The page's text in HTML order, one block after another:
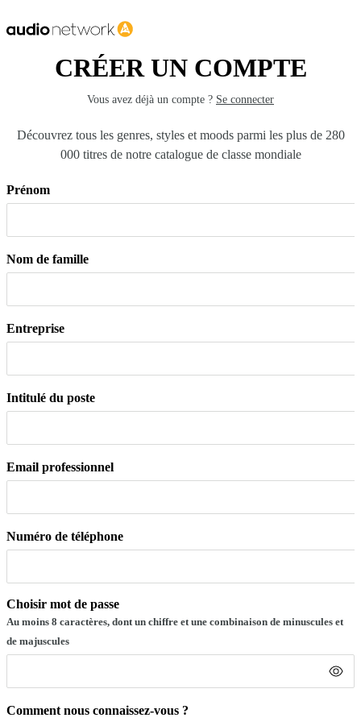
CRÉER UN COMPTE
Vous avez déjà un compte ? Se connecter
Découvrez tous les genres, styles et moods parmi les plus de 280
000 titres de notre catalogue de classe mondiale
Prénom
Nom de famille
Entreprise
Intitulé du poste
Email professionnel
Numéro de téléphone
Choisir mot de passe
Au moins 8 caractères, dont un chiffre et une combinaison de minuscules et
de majuscules
Comment nous connaissez-vous ?